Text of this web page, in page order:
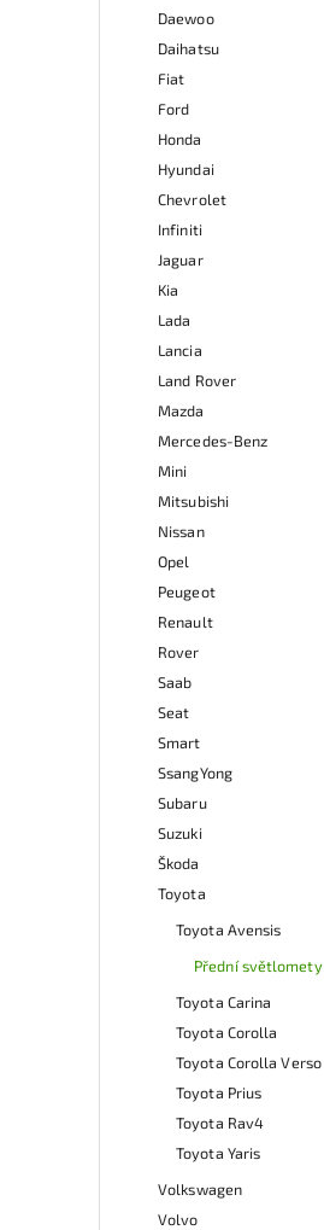
Daewoo
Daihatsu
Fiat
Ford
Honda
Hyundai
Chevrolet
Infiniti
Jaguar
Kia
Lada
Lancia
Land Rover
Mazda
Mercedes-Benz
Mini
Mitsubishi
Nissan
Opel
Peugeot
Renault
Rover
Saab
Seat
Smart
SsangYong
Subaru
Suzuki
Škoda
Toyota
Toyota Avensis
Přední světlomety
Toyota Carina
Toyota Corolla
Toyota Corolla Verso
Toyota Prius
Toyota Rav4
Toyota Yaris
Volkswagen
Volvo